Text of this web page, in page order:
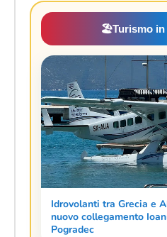
🏖️Turismo
Idrovolanti tra Grecia e
nuovo collegamento
Pogradec